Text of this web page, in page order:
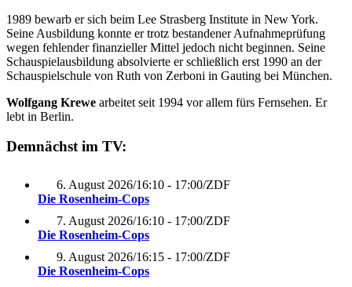
1989 bewarb er sich beim Lee Strasberg Institute in New York.
Seine Ausbildung konnte er trotz bestandener Aufnahmeprüfung
wegen fehlender finanzieller Mittel jedoch nicht beginnen. Seine
Schauspielausbildung absolvierte er schließlich erst 1990 an der
Schauspielschule von Ruth von Zerboni in Gauting bei München.
Wolfgang Krewe arbeitet seit 1994 vor allem fürs Fernsehen. Er
lebt in Berlin.
Demnächst im TV:
6. August 2026/16:10 - 17:00/ZDF
Die Rosenheim-Cops
7. August 2026/16:10 - 17:00/ZDF
Die Rosenheim-Cops
9. August 2026/16:15 - 17:00/ZDF
Die Rosenheim-Cops